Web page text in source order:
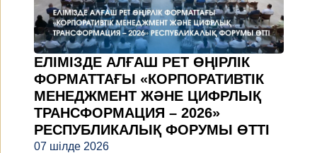
ЕЛІМІЗДЕ АЛҒАШ РЕТ ӨҢІРЛІК
ФОРМАТТАҒЫ «КОРПОРАТИВТІК
МЕНЕДЖМЕНТ ЖӘНЕ ЦИФРЛЫҚ
ТРАНСФОРМАЦИЯ – 2026»
РЕСПУБЛИКАЛЫҚ ФОРУМЫ ӨТТІ
07 шілде 2026